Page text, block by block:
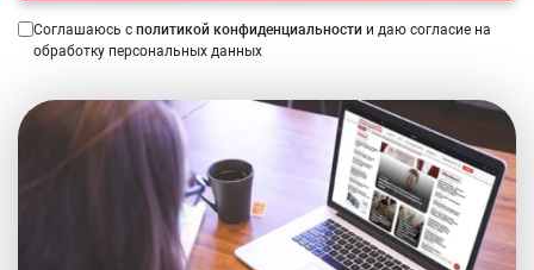
Соглашаюсь с политикой конфиденциальности и даю согласие на
обработку персональных данных